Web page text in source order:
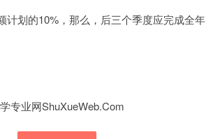
计划的10% ，那么，后三个季度应完成全年
专业网ShuXueWeb.Com